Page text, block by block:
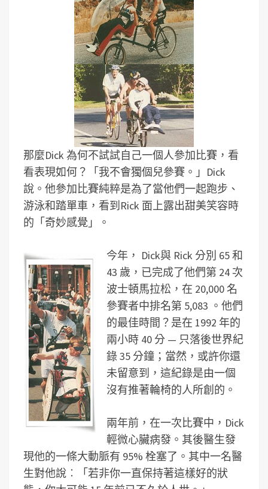
那麼Dick 為何不試試自己一個人參加比賽，看
看表現如何？「我不會獨個兒參賽。」Dick
說。他參加比賽純粹是為了當他們一起跑步、
游泳和踏單車，看到Rick 面上露出甜美笑容時
的「奇妙感覺」。
今年， Dick與 Rick 分別 65 和
43 歲，已完成了他們第 24 次
波士頓馬拉松，在 20,000 名
參賽者中排名第 5,083 。他們
的最佳時間？是在 1992 年的
兩小時 40 分 — 只落後世界紀
錄 35 分鐘；當然，或許你還
未留意到，這紀錄是由一個
沒有推著輪椅的人所創的。
兩年前，在一次比賽中，Dick
輕微心臟病發。其後醫生發
現他的一條大動脈有 95% 栓塞了。其中一名醫
生對他說︰「若非你一直保持著這樣好的狀